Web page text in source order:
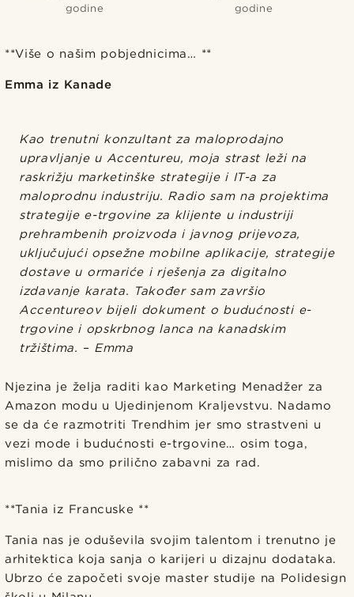
godine
godine
**Više o našim pobjednicima… **
Emma iz Kanade
Kao trenutni konzultant za maloprodajno
upravljanje u Accentureu, moja strast leži na
raskrižju marketinške strategije i IT-a za
maloprodnu industriju. Radio sam na projektima
strategije e-trgovine za klijente u industriji
prehrambenih proizvoda i javnog prijevoza,
uključujući opsežne mobilne aplikacije, strategije
dostave u ormariće i rješenja za digitalno
izdavanje karata. Također sam završio
Accentureov bijeli dokument o budućnosti e-
trgovine i opskrbnog lanca na kanadskim
tržištima. – Emma
Njezina je želja raditi kao Marketing Menadžer za
Amazon modu u Ujedinjenom Kraljevstvu. Nadamo
se da će razmotriti Trendhim jer smo strastveni u
vezi mode i budućnosti e-trgovine… osim toga,
mislimo da smo prilično zabavni za rad.
**Tania iz Francuske **
Tania nas je oduševila svojim talentom i trenutno je
arhitektica koja sanja o karijeri u dizajnu dodataka.
Ubrzo će započeti svoje master studije na Polidesign